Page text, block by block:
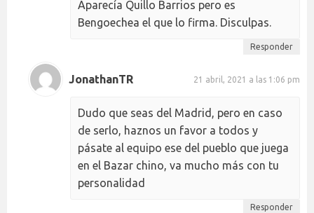
Aparecía Quillo Barrios pero es
Bengoechea el que lo firma. Disculpas.
Responder
JonathanTR 21 abril, 2021 a las 1:06 pm
Dudo que seas del Madrid, pero en caso
de serlo, haznos un favor a todos y
pásate al equipo ese del pueblo que juega
en el Bazar chino, va mucho más con tu
personalidad
Responder